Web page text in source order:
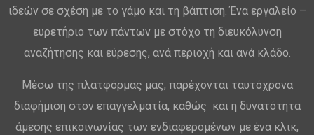
ιδεών σε σχέση με το γάμο και τη βάπτιση. Ένα εργαλείο –
ευρετήριο των πάντων με στόχο τη διευκόλυνση
αναζήτησης και εύρεσης, ανά περιοχή και ανά κλάδο.
Μέσω της πλατφόρμας μας, παρέχονται ταυτόχρονα
διαφήμιση στον επαγγελματία, καθώς και η δυνατότητα
άμεσης επικοινωνίας των ενδιαφερομένων με ένα κλικ,